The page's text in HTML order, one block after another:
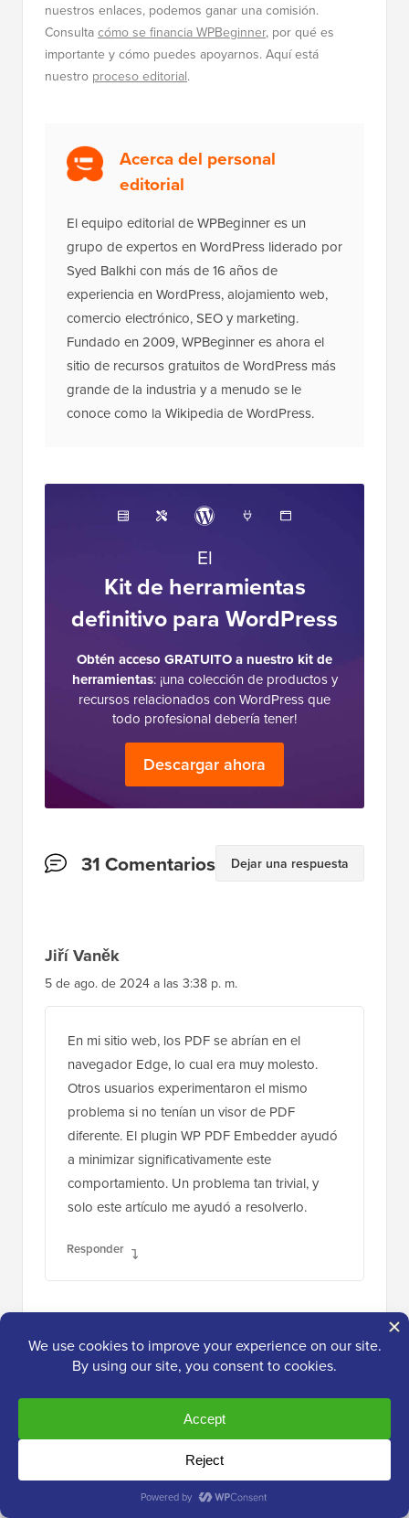
nuestros enlaces, podemos ganar una comisión.
Consulta cómo se financia WPBeginner, por qué es
importante y cómo puedes apoyarnos. Aquí está
nuestro proceso editorial.
Acerca del personal
editorial
El equipo editorial de WPBeginner es un
grupo de expertos en WordPress liderado por
Syed Balkhi con más de 16 años de
experiencia en WordPress, alojamiento web,
comercio electrónico, SEO y marketing.
Fundado en 2009, WPBeginner es ahora el
sitio de recursos gratuitos de WordPress más
grande de la industria y a menudo se le
conoce como la Wikipedia de WordPress.
El
Kit de herramientas
definitivo para WordPress
Obtén acceso GRATUITO a nuestro kit de
herramientas: ¡una colección de productos y
recursos relacionados con WordPress que
todo profesional debería tener!
Descargar ahora
Interacciones
31 Comentarios Dejar una respuesta
Jiří Vaněk
5 de ago. de 2024 a las 3:38 p. m.
En mi sitio web, los PDF se abrían en el
navegador Edge, lo cual era muy molesto.
Otros usuarios experimentaron el mismo
problema si no tenían un visor de PDF
diferente. El plugin WP PDF Embedder ayudó
a minimizar significativamente este
comportamiento. Un problema tan trivial, y
solo este artículo me ayudó a resolverlo.
Responder
Soporte de WPBeginner
6 ago 2024 a las 11:40 am
Nos alegra que nuestra guía haya podido
Responder
ADMINISTRADOR